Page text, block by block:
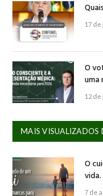
17
O
uma
12
MAIS VISUALIZADOS
O
vida.
7 de